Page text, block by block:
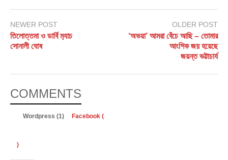
NEWER POST
তিলোত্তমা ও ডার্বি ম‍্যাচ
সোনালী ঘোষ
OLDER POST
‘অভয়া’ আমরা বেঁচে আছি – তোমার
আংশিক জয় হয়েছে
জয়ন্ত ভট্টাচার্য
COMMENTS
Wordpress (1) Facebook (
)